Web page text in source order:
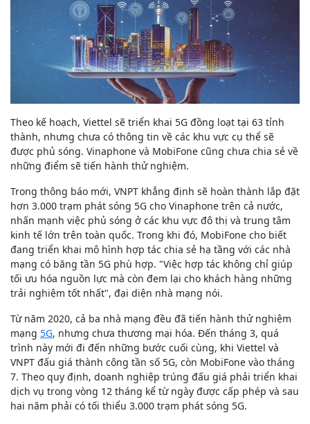
Theo kế hoạch, Viettel sẽ triển khai 5G đồng loạt tại 63 tỉnh
thành, nhưng chưa có thông tin về các khu vực cụ thể sẽ
được phủ sóng. Vinaphone và MobiFone cũng chưa chia sẻ về
những điểm sẽ tiến hành thử nghiệm.
Trong thông báo mới, VNPT khẳng định sẽ hoàn thành lắp đặt
hơn 3.000 trạm phát sóng 5G cho Vinaphone trên cả nước,
nhấn mạnh việc phủ sóng ở các khu vực đô thị và trung tâm
kinh tế lớn trên toàn quốc. Trong khi đó, MobiFone cho biết
đang triển khai mô hình hợp tác chia sẻ hạ tầng với các nhà
mạng có băng tần 5G phù hợp. "Việc hợp tác không chỉ giúp
tối ưu hóa nguồn lực mà còn đem lại cho khách hàng những
trải nghiệm tốt nhất", đại diện nhà mạng nói.
Từ năm 2020, cả ba nhà mạng đều đã tiến hành thử nghiệm
mạng 5G, nhưng chưa thương mại hóa. Đến tháng 3, quá
trình này mới đi đến những bước cuối cùng, khi Viettel và
VNPT đấu giá thành công tần số 5G, còn MobiFone vào tháng
7. Theo quy định, doanh nghiệp trúng đấu giá phải triển khai
dịch vụ trong vòng 12 tháng kể từ ngày được cấp phép và sau
hai năm phải có tối thiểu 3.000 trạm phát sóng 5G.